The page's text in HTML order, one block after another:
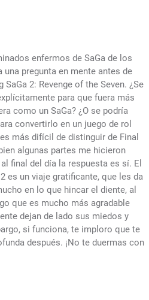
enfermos de SaGa de los
pregunta en mente antes de
2: Revenge of the Seven. ¿Se
para que fuera más
como un SaGa? ¿O se podría
convertirlo en un juego de rol
más difícil de distinguir de Final
algunas partes me hicieron
final del día la respuesta es sí. El
es un viaje gratificante, que les da
en lo que hincar el diente, al
que es mucho más agradable
dejan de lado sus miedos y
si funciona, te imploro que te
después. ¡No te duermas con